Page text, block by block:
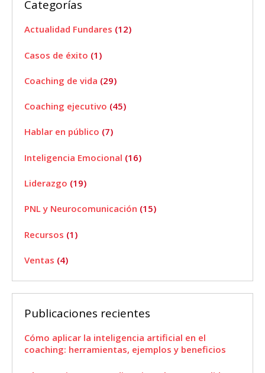
Categorías
Actualidad Fundares (12)
Casos de éxito (1)
Coaching de vida (29)
Coaching ejecutivo (45)
Hablar en público (7)
Inteligencia Emocional (16)
Liderazgo (19)
PNL y Neurocomunicación (15)
Recursos (1)
Ventas (4)
Publicaciones recientes
Cómo aplicar la inteligencia artificial en el
coaching: herramientas, ejemplos y beneficios